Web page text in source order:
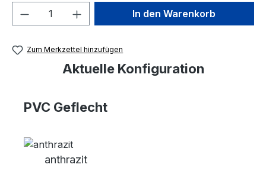
Produkt Anzahl: Gib denIn den Warenkorb
Zum Merkzettel hinzufügen
Aktuelle Konfiguration
PVC Geflecht
anthrazit